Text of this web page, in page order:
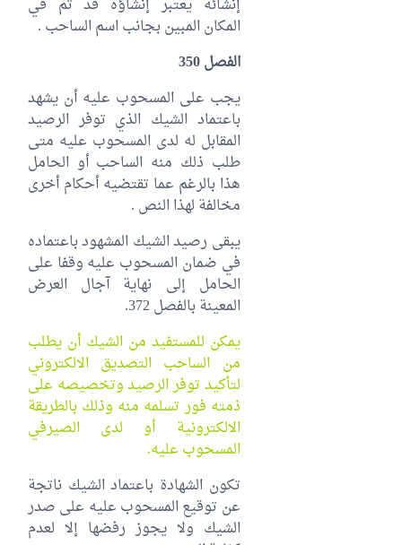
إنشائه يعتبر إنشاؤه قد تم في
المكان المبين بجانب اسم الساحب .
الفصل 350
يجب على المسحوب عليه أن يشهد
باعتماد الشيك الذي توفر الرصيد
المقابل له لدى المسحوب عليه متى
طلب ذلك منه الساحب أو الحامل
هذا بالرغم عما تقتضيه أحكام أخرى
مخالفة لهذا النص .
يبقى رصيد الشيك المشهود باعتماده
في ضمان المسحوب عليه وقفا على
الحامل إلى نهاية آجال العرض
المعينة بالفصل 372.
يمكن للمستفيد من الشيك أن يطلب
من الساحب التصديق الالكتروني
لتأكيد توفر الرصيد وتخصيصه على
ذمته فور تسلمه منه وذلك بالطريقة
الالكترونية أو لدى الصيرفي
المسحوب عليه.
تكون الشهادة باعتماد الشيك ناتجة
عن توقيع المسحوب عليه على صدر
الشيك ولا يجوز رفضها إلا لعدم